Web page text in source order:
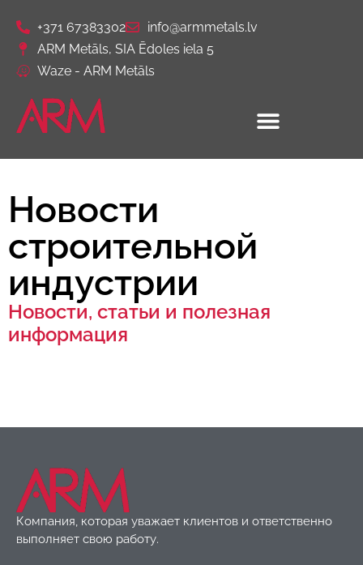
+371 67383302
info@armmetals.lv
ARM Metāls, SIA Ēdoles iela 5
Waze - ARM Metāls
Новости
строительной
индустрии
Новости, статьи и полезная
информация
Компания, которая уважает клиентов и ответственно
выполняет свою работу.